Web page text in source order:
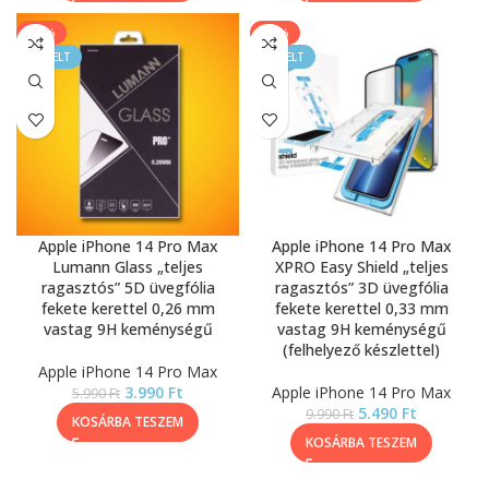
-33%
KIEMELT
Apple iPhone 14 Pro Max
Lumann Glass „teljes
ragasztós” 5D üvegfólia
fekete kerettel 0,26 mm
vastag 9H keménységű
Apple iPhone 14 Pro Max
5.990Ft 3.990 Ft
KOSÁRBA TESZEM
-45%
KIEMELT
Apple iPhone 14 Pro Max
XPRO Easy Shield „teljes
ragasztós” 3D üvegfólia
fekete kerettel 0,33 mm
vastag 9H keménységű
(felhelyező készlettel)
Apple iPhone 14 Pro Max
9.990Ft 5.490 Ft
KOSÁRBA TESZEM